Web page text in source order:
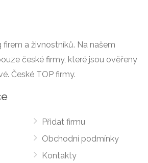
a živnostníků. Na našem
české firmy, které jsou ověřeny
České TOP firmy.
Přidat firmu
Obchodní podmínky
Kontakty